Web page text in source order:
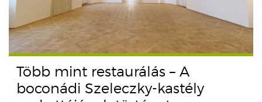
Több mint restaurálás – A
boconádi Szeleczky-kastély